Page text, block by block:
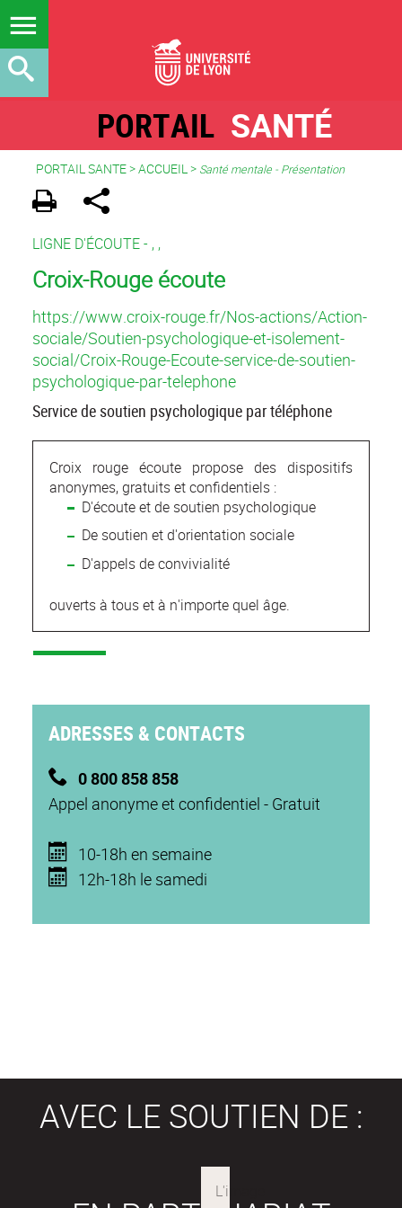
PORTAIL SANTÉ
PORTAIL SANTE>ACCUEIL> Santé mentale - Présentation
LIGNE D'ÉCOUTE - , ,
Croix-Rouge écoute
https://www.croix-rouge.fr/Nos-actions/Action-
sociale/Soutien-psychologique-et-isolement-
social/Croix-Rouge-Ecoute-service-de-soutien-
psychologique-par-telephone
Service de soutien psychologique par téléphone
Croix rouge écoute propose des dispositifs
anonymes, gratuits et confidentiels :
D'écoute et de soutien psychologique
De soutien et d'orientation sociale
D'appels de convivialité
ouverts à tous et à n'importe quel âge.
ADRESSES & CONTACTS
0 800 858 858
Appel anonyme et confidentiel - Gratuit
10-18h en semaine
12h-18h le samedi
AVEC LE SOUTIEN DE :